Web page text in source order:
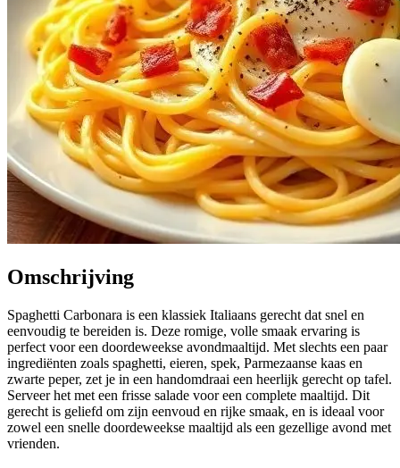
Omschrijving
Spaghetti Carbonara is een klassiek Italiaans gerecht dat snel en
eenvoudig te bereiden is. Deze romige, volle smaak ervaring is
perfect voor een doordeweekse avondmaaltijd. Met slechts een paar
ingrediënten zoals spaghetti, eieren, spek, Parmezaanse kaas en
zwarte peper, zet je in een handomdraai een heerlijk gerecht op tafel.
Serveer het met een frisse salade voor een complete maaltijd. Dit
gerecht is geliefd om zijn eenvoud en rijke smaak, en is ideaal voor
zowel een snelle doordeweekse maaltijd als een gezellige avond met
vrienden.